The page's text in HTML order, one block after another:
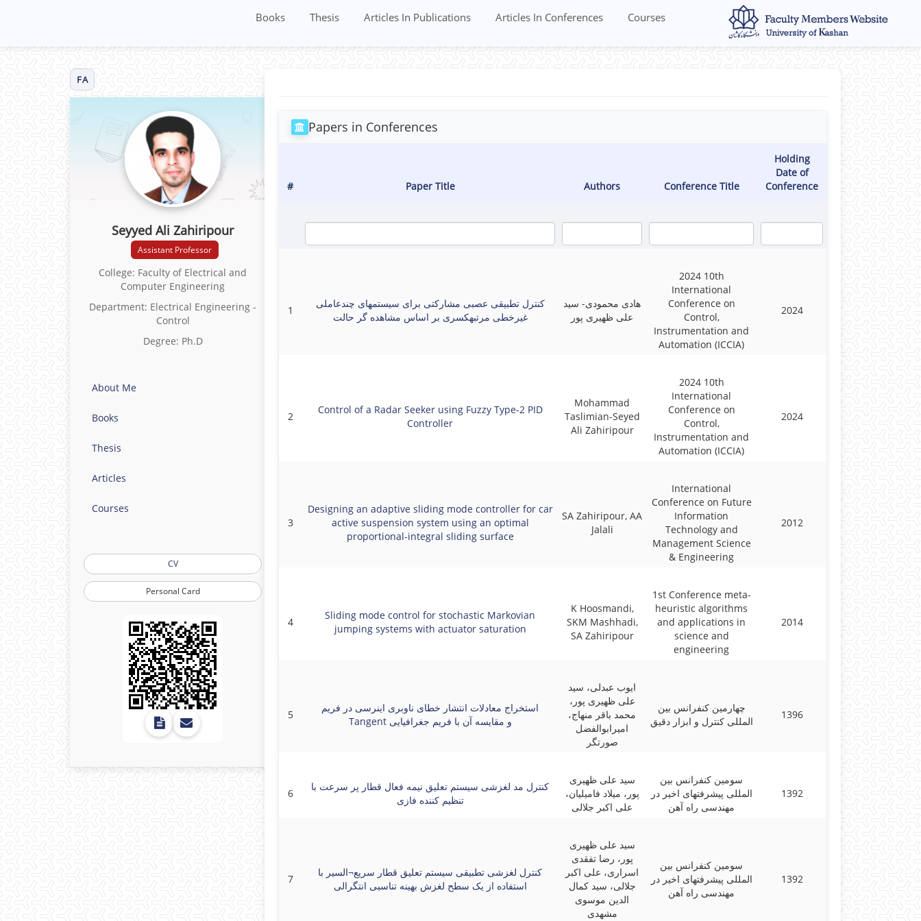
Courses
Articles In Conferences
Articles In Publications
Thesis
Books
FA
Seyyed Ali Zahiripour
Assistant Professor
College: Faculty of Electrical and
Computer Engineering
Department: Electrical Engineering -
Control
Degree: Ph.D
About Me
Books
Thesis
Articles
Courses
CV
Personal Card
Papers in Conferences
# Paper Title Authors Conference Title
Holding
Date of
Conference
1
کنترل تطبیقی عصبی مشارکتی برای سیستمهای چندعاملی
غیرخطی مرتبهکسری بر اساس مشاهده گر حالت
هادی محمودی- سید
علی ظهیری پور
2024 10th
International
Conference on
Control,
Instrumentation and
Automation (ICCIA)
2024
2
Control of a Radar Seeker using Fuzzy Type-2 PID
Controller
Mohammad
Taslimian-Seyed
Ali Zahiripour
2024 10th
International
Conference on
Control,
Instrumentation and
Automation (ICCIA)
2024
3
Designing an adaptive sliding mode controller for car
active suspension system using an optimal
proportional-integral sliding surface
SA Zahiripour, AA
Jalali
International
Conference on Future
Information
Technology and
Management Science
& Engineering
2012
4
Sliding mode control for stochastic Markovian
jumping systems with actuator saturation
K Hoosmandi,
SKM Mashhadi,
SA Zahiripour
1st Conference meta-
heuristic algorithms
and applications in
science and
engineering
2014
5
استخراج معادلات انتشار خطای ناوبری اینرسی در فریم
Tangent و مقایسه آن با فریم جغرافیایی
ایوب عبدلی، سید
علی ظهیری پور،
محمد باقر منهاج،
امیرابوالفضل
صورتگر
چهارمین کنفرانس بین
المللی کنترل و ابزار دقیق
1396
6
کنترل مد لغزشی سیستم تعلیق نیمه فعال قطار پر سرعت با
تنظیم کننده فازی
سید علی ظهیری
پور، میلاد فامیلیان،
علی اکبر جلالی
سومین کنفرانس بین
المللی پیشرفتهای اخیر در
مهندسی راه آهن
1392
7
کنترل لغزشی تطبیقی سیستم تعلیق قطار سریع¬السیر با
استفاده از یک سطح لغزش بهینه تناسبی انتگرالی
سید علی ظهیری
پور، رضا تفقدی
اسراری، علی اکبر
جلالی، سید کمال
الدین موسوی
مشهدی
سومین کنفرانس بین
المللی پیشرفتهای اخیر در
مهندسی راه آهن
1392